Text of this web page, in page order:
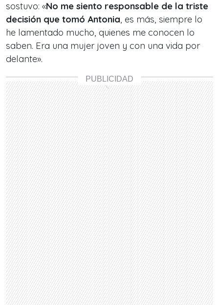
sostuvo: «No me siento responsable de la triste
decisión que tomó Antonia, es más, siempre lo
he lamentado mucho, quienes me conocen lo
saben. Era una mujer joven y con una vida por
delante».